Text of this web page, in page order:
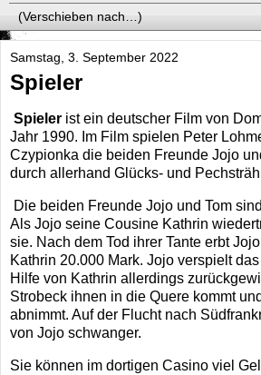
Samstag, 3. September 2022
Spieler
Spieler ist ein deutscher Film von
Jahr 1990. Im Film spielen Peter
Czypionka die beiden Freunde Jojo
durch allerhand Glücks- und
Die beiden Freunde Jojo und Tom
Als Jojo seine Cousine Kathrin
sie. Nach dem Tod ihrer Tante erbt
Kathrin 20.000 Mark. Jojo verspielt
Hilfe von Kathrin allerdings
Strobeck ihnen in die Quere kommt
abnimmt. Auf der Flucht nach
von Jojo schwanger.
Sie können im dortigen Casino viel